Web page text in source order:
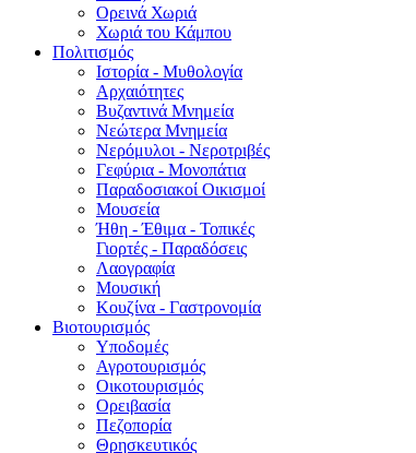
Ορεινά Χωριά
Χωριά του Κάμπου
Πολιτισμός
Ιστορία - Μυθολογία
Αρχαιότητες
Βυζαντινά Μνημεία
Νεώτερα Μνημεία
Νερόμυλοι - Nεροτριβές
Γεφύρια - Μονοπάτια
Παραδοσιακοί Οικισμοί
Μουσεία
Ήθη - Έθιμα - Τοπικές
Γιορτές - Παραδόσεις
Λαογραφία
Μουσική
Κουζίνα - Γαστρονομία
Βιοτουρισμός
Υποδομές
Αγροτουρισμός
Οικοτουρισμός
Ορειβασία
Πεζοπορία
Θρησκευτικός